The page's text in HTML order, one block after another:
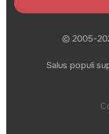
© 2005-
Salus populi